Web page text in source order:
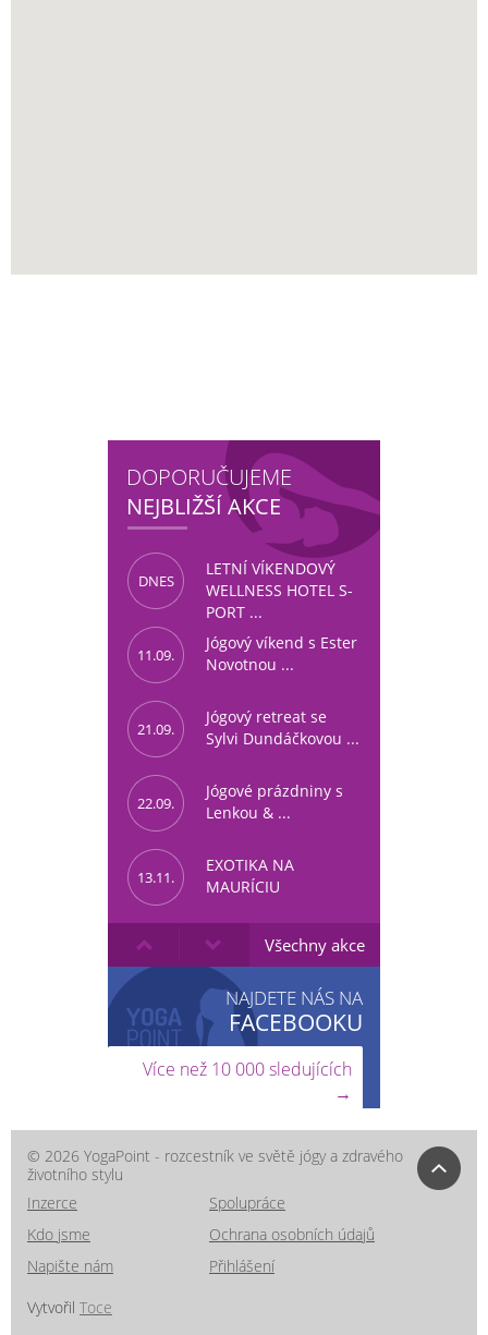
DOPORUČUJEME
NEJBLIŽŠÍ AKCE
DNES
LETNÍ VÍKENDOVÝ
WELLNESS HOTEL S-
PORT ...
11.09.
Jógový víkend s Ester
Novotnou ...
21.09.
Jógový retreat se
Sylvi Dundáčkovou ...
22.09.
Jógové prázdniny s
Lenkou & ...
13.11.
EXOTIKA NA
MAURÍCIU
Všechny akce
NAJDETE NÁS NA
FACEBOOKU
Více než 10 000 sledujících
→
© 2026 YogaPoint - rozcestník ve světě jógy a zdravého
životního stylu
Inzerce
Spolupráce
Kdo jsme
Ochrana osobních údajů
Napište nám
Přihlášení
Vytvořil Toce